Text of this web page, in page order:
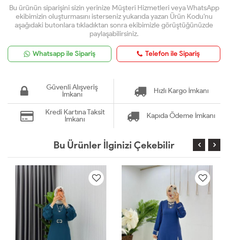
Bu ürünün siparişini sizin yerinize Müşteri Hizmetleri veya WhatsApp
ekibimizin oluşturmasını isterseniz yukarıda yazan Ürün Kodu'nu
aşağıdaki butonlara tıkladıktan sonra ekibimizle görüştüğünüzde
paylaşabilirsiniz.
Whatsapp ile Sipariş Telefon ile Sipariş
Güvenli Alışveriş
İmkanı
Hızlı Kargo İmkanı
Kredi Kartına Taksit
İmkanı
Kapıda Ödeme İmkanı
Bu Ürünler İlginizi Çekebilir